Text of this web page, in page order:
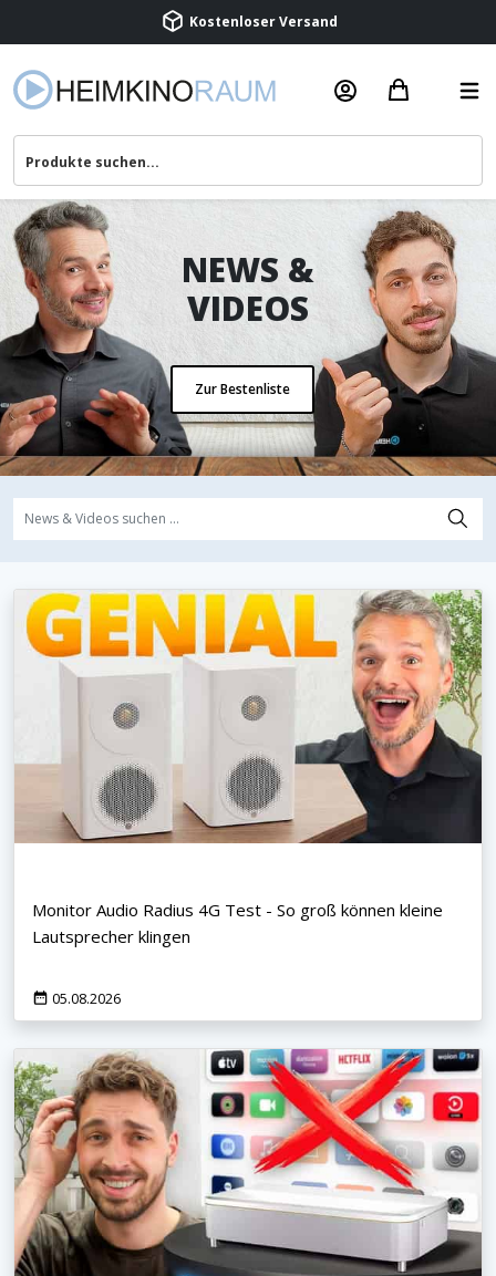
NEWS &
VIDEOS
Zur Bestenliste
Monitor Audio Radius 4G Test - So groß können kleine
Lautsprecher klingen
05.08.2026